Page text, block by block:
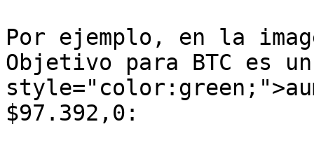
Por ejemplo, en la
Objetivo para BTC es un
$97.392,0: